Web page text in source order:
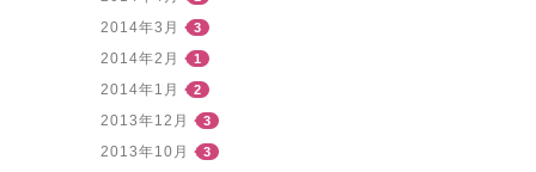
2014年3月 3
2014年2月 1
2014年1月 2
2013年12月 3
2013年10月 3